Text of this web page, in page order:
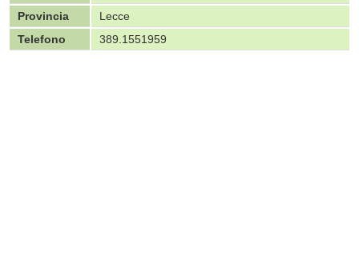
Provincia
Lecce
Telefono
389.1551959